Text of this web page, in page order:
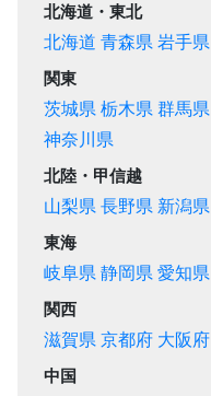
北海道・東北
北海道 青森県 岩手県
関東
茨城県 栃木県 群馬県
神奈川県
北陸・甲信越
山梨県 長野県 新潟県
東海
岐阜県 静岡県 愛知県
関西
滋賀県 京都府 大阪府
中国